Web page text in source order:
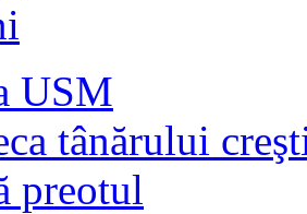
USM
tânărului
preotul